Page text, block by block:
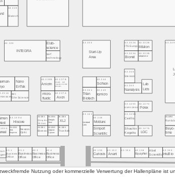
A3.1
Business
Office
A3.2
Business
Office
A3.3
Business
Office
A3.4
Business
Office
A3.150
Curiosis
A3.152
Anant
A3.154 A3.156
EquipNet
Abel
Scientific
A3.160
IntuBio
1 A3.133/3
Best
Enzymes
Newton
Optic
A3.135/1
Bioeasy
A3.135/3
Cangnan
Quyuan
A3.135/5
Trustlab
A3.141
Unchained
Labs
Simport
Scientific
Shashin
Kagaku
A3.147A
LGC
Beyo-
time
A3.133/4
Hiscore
A3.135/2
Qingdao
Shituo
A3.135/4
Chengdu
Corui
A3.135/6
XLJ
A3.145B
Cerillo
A3.149/4
Runlab
A3.146
Moblanc
A3.145C
BNFKOREA
A3.147C
Porex
A3.249
IMI
Life Science
micro-
fluidic
A3.237A
Axon
A3.241
Titan
Biotech
A3.243
rqmicro
A3.245
Nanalysis
Lab
Lids
Nano
EnTek
A3.235B
Anicrin
A3.237B
Umwelt- und
Ingenieurtechnik
Dresden
A3.244
Scifeon
A3.246
Stereon
A3.330
Start-Up
Area
A3.320
INTEGRA
SHT
technology
A3.333A
Bionet
A3.333B
Laboperator
Elab-
science
A3.332A
ITS Europe
A3.332B
Attalon
A3.323
Diatech
Nutzung oder kommerzielle Verwertung der Hallenpläne ist